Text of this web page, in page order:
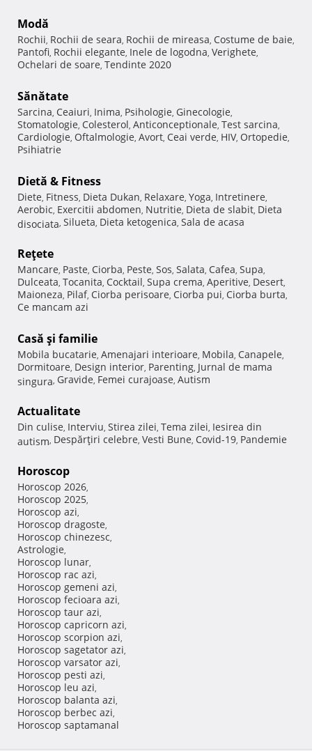
Modă
Rochii, Rochii de seara, Rochii de mireasa, Costume de baie,
Pantofi, Rochii elegante, Inele de logodna, Verighete,
Ochelari de soare, Tendinte 2020
Sănătate
Sarcina, Ceaiuri, Inima, Psihologie, Ginecologie,
Stomatologie, Colesterol, Anticonceptionale, Test sarcina,
Cardiologie, Oftalmologie, Avort, Ceai verde, HIV, Ortopedie,
Psihiatrie
Dietă & Fitness
Diete, Fitness, Dieta Dukan, Relaxare, Yoga, Intretinere,
Aerobic, Exercitii abdomen, Nutritie, Dieta de slabit, Dieta
disociata, Silueta, Dieta ketogenica, Sala de acasa
Reţete
Mancare, Paste, Ciorba, Peste, Sos, Salata, Cafea, Supa,
Dulceata, Tocanita, Cocktail, Supa crema, Aperitive, Desert,
Maioneza, Pilaf, Ciorba perisoare, Ciorba pui, Ciorba burta,
Ce mancam azi
Casă şi familie
Mobila bucatarie, Amenajari interioare, Mobila, Canapele,
Dormitoare, Design interior, Parenting, Jurnal de mama
singura, Gravide, Femei curajoase, Autism
Actualitate
Din culise, Interviu, Stirea zilei, Tema zilei, Iesirea din
autism, Despărţiri celebre, Vesti Bune, Covid-19, Pandemie
Horoscop
Horoscop 2026,
Horoscop 2025,
Horoscop azi,
Horoscop dragoste,
Horoscop chinezesc,
Astrologie,
Horoscop lunar,
Horoscop rac azi,
Horoscop gemeni azi,
Horoscop fecioara azi,
Horoscop taur azi,
Horoscop capricorn azi,
Horoscop scorpion azi,
Horoscop sagetator azi,
Horoscop varsator azi,
Horoscop pesti azi,
Horoscop leu azi,
Horoscop balanta azi,
Horoscop berbec azi,
Horoscop saptamanal